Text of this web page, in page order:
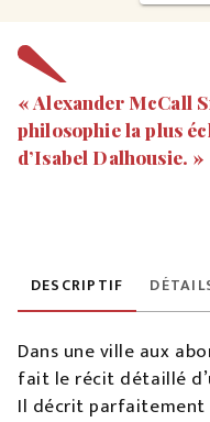
« Alexander McCall
philosophie la plus
d’Isabel Dalhousie. »
DESCRIPTIF
Dans une ville aux
fait le récit détaillé
Il décrit parfaitement